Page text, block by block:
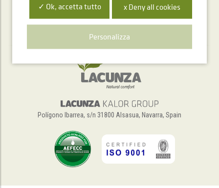
Servizio di assistenza telefonica
+34 948 563 511
Polígono Ibarrea, s/n 31800 Alsasua, Navarra, Spain
✓ Ok, accetta tutto x Deny all cookies
Personalizza